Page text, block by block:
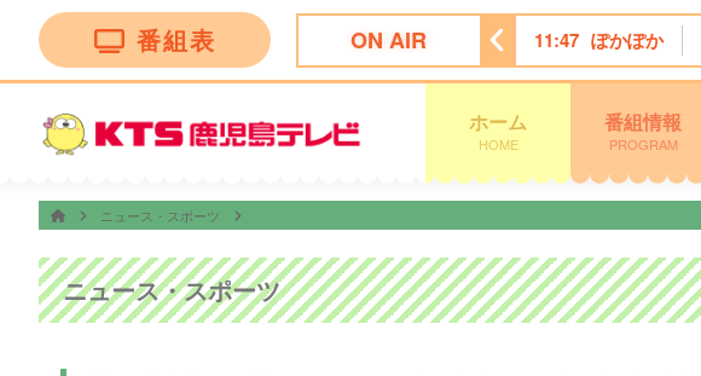
番組表 ON AIR
ごしま 11:30 ＦＮＮ Ｌｉｖｅ Ｎｅｗｓ ｄａｙｓ 11:47 ぽかぽか
ホーム
HOME
番組情報
PROGRAM
ニュース・スポーツ
ニュース・スポーツ